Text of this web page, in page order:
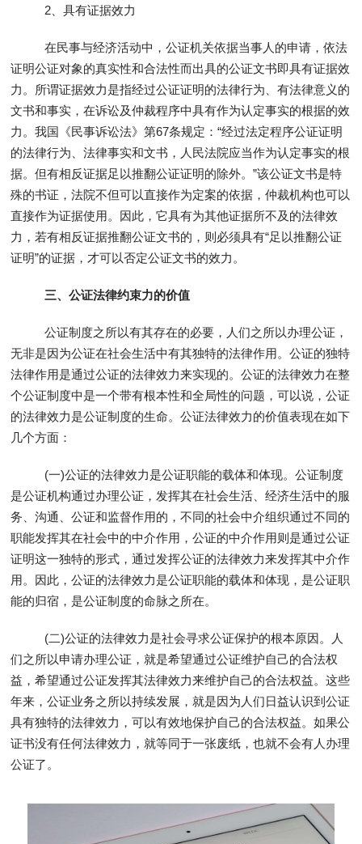
2、具有证据效力
在民事与经济活动中，公证机关依据当事人的申请，依法
证明公证对象的真实性和合法性而出具的公证文书即具有证据效
力。所谓证据效力是指经过公证证明的法律行为、有法律意义的
文书和事实，在诉讼及仲裁程序中具有作为认定事实的根据的效
力。我国《民事诉讼法》第67条规定：“经过法定程序公证证明
的法律行为、法律事实和文书，人民法院应当作为认定事实的根
据。但有相反证据足以推翻公证证明的除外。”该公证文书是特
殊的书证，法院不但可以直接作为定案的依据，仲裁机构也可以
直接作为证据使用。因此，它具有为其他证据所不及的法律效
力，若有相反证据推翻公证文书的，则必须具有“足以推翻公证
证明”的证据，才可以否定公证文书的效力。
三、公证法律约束力的价值
公证制度之所以有其存在的必要，人们之所以办理公证，
无非是因为公证在社会生活中有其独特的法律作用。公证的独特
法律作用是通过公证的法律效力来实现的。公证的法律效力在整
个公证制度中是一个带有根本性和全局性的问题，可以说，公证
的法律效力是公证制度的生命。公证法律效力的价值表现在如下
几个方面：
(一)公证的法律效力是公证职能的载体和体现。公证制度
是公证机构通过办理公证，发挥其在社会生活、经济生活中的服
务、沟通、公证和监督作用的，不同的社会中介组织通过不同的
职能发挥其在社会中的中介作用，公证的中介作用则是通过公证
证明这一独特的形式，通过发挥公证的法律效力来发挥其中介作
用。因此，公证的法律效力是公证职能的载体和体现，是公证职
能的归宿，是公证制度的命脉之所在。
(二)公证的法律效力是社会寻求公证保护的根本原因。人
们之所以申请办理公证，就是希望通过公证维护自己的合法权
益，希望通过公证发挥其法律效力来维护自己的合法权益。这些
年来，公证业务之所以持续发展，就是因为人们日益认识到公证
具有独特的法律效力，可以有效地保护自己的合法权益。如果公
证书没有任何法律效力，就等同于一张废纸，也就不会有人办理
公证了。